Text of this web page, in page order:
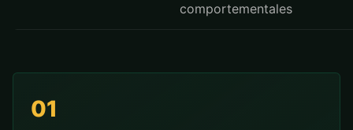
comportementales
01